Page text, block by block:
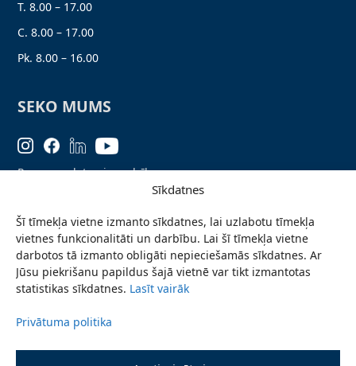
Sīkdatnes
Šī tīmekļa vietne izmanto sīkdatnes, lai uzlabotu tīmekļa
vietnes funkcionalitāti un darbību. Lai šī tīmekļa vietne
darbotos tā izmanto obligāti nepieciešamās sīkdatnes. Ar
Jūsu piekrišanu papildus šajā vietnē var tikt izmantotas
statistikas sīkdatnes. Lasīt vairāk
Privātuma politika
T. 8.00 – 17.00
C. 8.00 – 17.00
Pk. 8.00 – 16.00
SEKO MUMS
Personas datu aizsardzība
Ziņo par problēmu
Pieteikties jaunumiem
Piekļūstamības paziņojums
© 2026 Valmieras novada pašvaldība